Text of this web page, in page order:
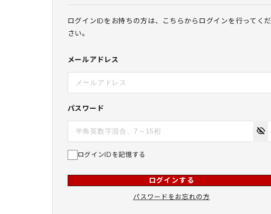
ログインIDをお持ちの方は、こちらからログインを行ってくだ
さい。
メールアドレス
パスワード
ログインIDを記憶する
ログインする
パスワードをお忘れの方